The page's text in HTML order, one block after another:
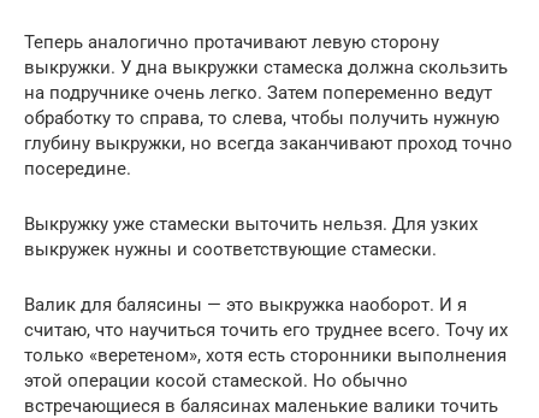
Теперь аналогично протачивают левую сторону
выкружки. У дна выкружки стамеска должна скользить
на подручнике очень легко. Затем попеременно ведут
обработку то справа, то слева, чтобы получить нужную
глубину выкружки, но всегда заканчивают проход точно
посередине.
Выкружку уже стамески выточить нельзя. Для узких
выкружек нужны и соответствующие стамески.
Валик для балясины — это выкружка наоборот. И я
считаю, что научиться точить его труднее всего. Точу их
только «веретеном», хотя есть сторонники выполнения
этой операции косой стамеской. Но обычно
встречающиеся в балясинах маленькие валики точить